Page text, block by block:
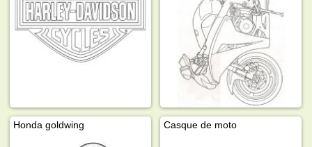
Honda goldwing Casque de moto